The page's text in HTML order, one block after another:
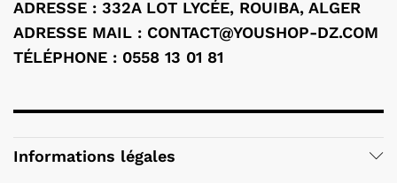
ADRESSE : 332A LOT LYCÉE, ROUIBA, ALGER
ADRESSE MAIL : CONTACT@YOUSHOP-DZ.COM
TÉLÉPHONE : 0558 13 01 81
Informations légales